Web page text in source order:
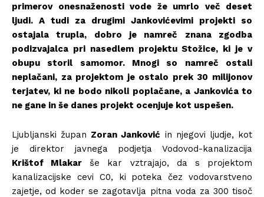
primerov onesnaženosti vode že umrlo več deset
ljudi. A tudi za drugimi Jankovićevimi projekti so
ostajala trupla, dobro je namreč znana zgodba
podizvajalca pri nasedlem projektu Stožice, ki je v
obupu storil samomor. Mnogi so namreč ostali
neplačani, za projektom je ostalo prek 30 milijonov
terjatev, ki ne bodo nikoli poplačane, a Jankovića to
ne gane in še danes projekt ocenjuje kot uspešen.
Ljubljanski župan Zoran Janković in njegovi ljudje, kot
je direktor javnega podjetja Vodovod-kanalizacija
Krištof Mlakar še kar vztrajajo, da s projektom
kanalizacijske cevi C0, ki poteka čez vodovarstveno
zajetje, od koder se zagotavlja pitna voda za 300 tisoč